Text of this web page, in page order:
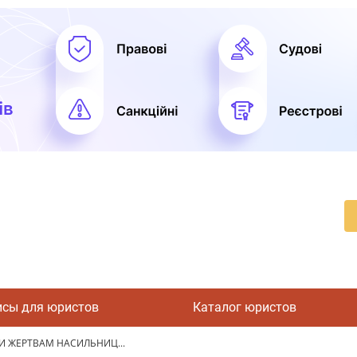
для юристов Каталог юристов
ЖЕРТВАМ НАСИЛЬНИЦ...